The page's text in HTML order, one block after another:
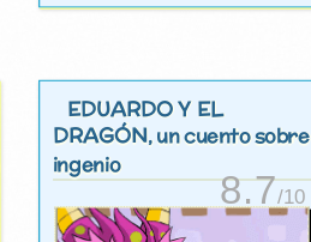
EDUARDO Y EL
DRAGÓN, un cuento sobre
ingenio
8.7/10